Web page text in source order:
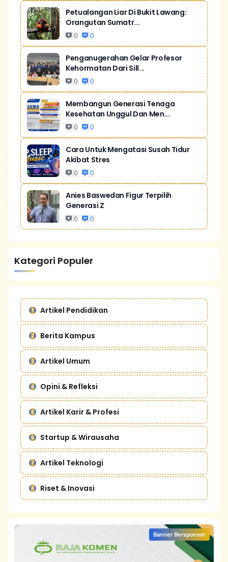
Petualangan Liar Di Bukit Lawang:
Orangutan Sumatr...
0 0
Penganugerahan Gelar Profesor
Kehormatan Dari Sill...
0 0
Membangun Generasi Tenaga
Kesehatan Unggul Dan Men...
0 0
Cara Untuk Mengatasi Susah Tidur
Akibat Stres
0 0
Anies Baswedan Figur Terpilih
Generasi Z
0 0
Kategori Populer
Artikel Pendidikan
Berita Kampus
Artikel Umum
Opini & Refleksi
Artikel Karir & Profesi
Startup & Wirausaha
Artikel Teknologi
Riset & Inovasi
Banner Bersponsor